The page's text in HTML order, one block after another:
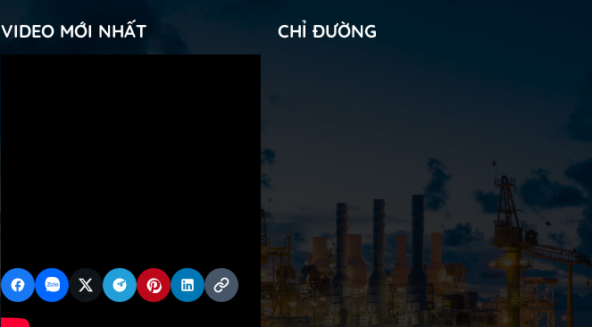
VIDEO MỚI NHẤT CHỈ ĐƯỜNG